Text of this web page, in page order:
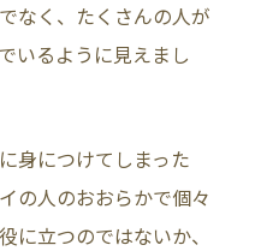
なく、たくさんの人が
いるように見えまし
身につけてしまった
の人のおおらかで個々
に立つのではないか、